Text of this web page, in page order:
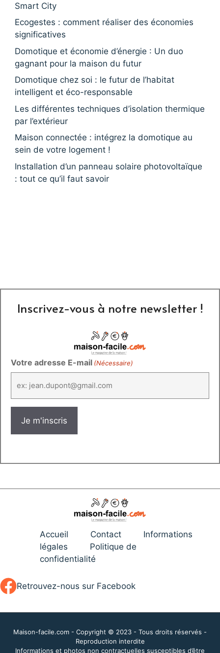
Smart City
Ecogestes : comment réaliser des économies
significatives
Domotique et économie d’énergie : Un duo
gagnant pour la maison du futur
Domotique chez soi : le futur de l’habitat
intelligent et éco-responsable
Les différentes techniques d’isolation thermique
par l’extérieur
Maison connectée : intégrez la domotique au
sein de votre logement !
Installation d’un panneau solaire photovoltaïque
: tout ce qu’il faut savoir
Inscrivez-vous à notre newsletter !
Votre adresse E-mail (Nécessaire)
Accueil Contact
Informations
légales
Politique de
confidentialité
Retrouvez-nous sur Facebook
Maison-facile.com - Copyright © 2023 - Tous droits réservés -
Reproduction interdite
Informations et photos non contractuelles susceptibles d’être